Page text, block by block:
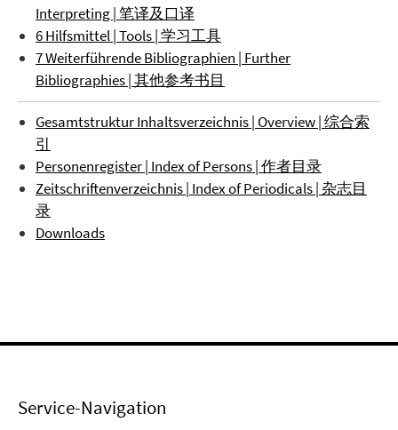
Interpreting | 笔译及口译
6 Hilfsmittel | Tools | 学习工具
7 Weiterführende Bibliographien | Further
Bibliographies | 其他参考书目
Gesamtstruktur Inhaltsverzeichnis | Overview | 综合索
引
Personenregister | Index of Persons | 作者目录
Zeitschriftenverzeichnis | Index of Periodicals | 杂志目
录
Downloads
Service-Navigation